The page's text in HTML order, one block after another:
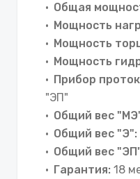
Общая
Мощность
Мощность
Мощность
Прибор
"ЭП"
Общий вес
Общий вес "Э":
Общий вес
Гарантия: 18